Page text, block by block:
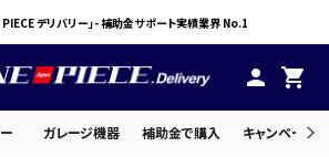
デリバリー」- 補助金サポート実績業界 No.1
person shopping_cart
ガレージ機器 補助金で購入 キャンペーン